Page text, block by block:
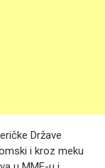
Države
i kroz meku